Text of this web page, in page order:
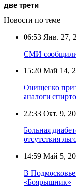
две трети
Новости по теме
06:53 Янв. 27,
СМИ сообщили
15:20 Май 14,
Онищенко
аналоги
22:33 Окт. 9,
Больная
отсутствия
14:59 Май 5,
В
«Боярышник»